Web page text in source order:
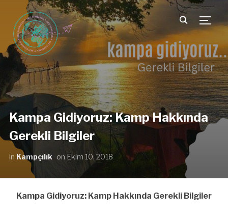
Kampa Gidiyoruz: Kamp Hakkında
Gerekli Bilgiler
in Kampçılık on Ekim 10, 2018
Kampa Gidiyoruz: Kamp Hakkında Gerekli Bilgiler